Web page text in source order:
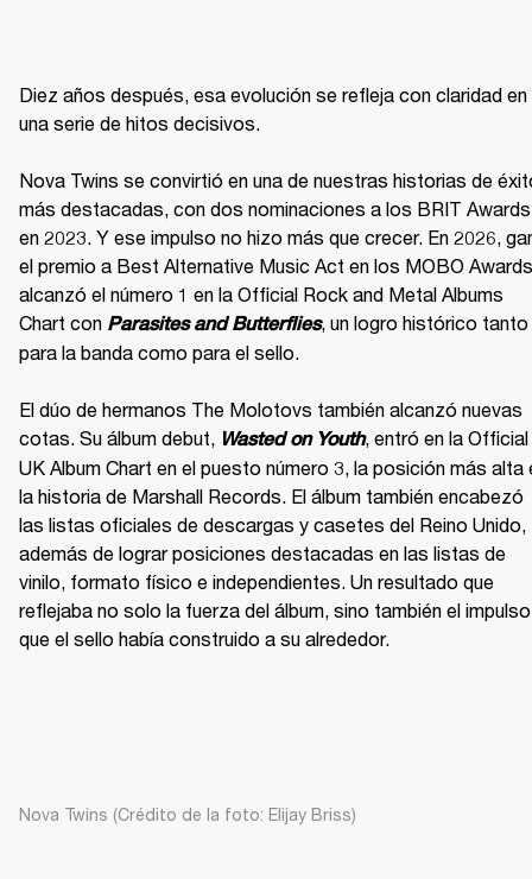
Diez años después, esa evolución se refleja con claridad en
una serie de hitos decisivos.
Nova Twins se convirtió en una de nuestras historias de
más destacadas, con dos nominaciones a los BRIT Awards
en 2023. Y ese impulso no hizo más que crecer. En 2026,
el premio a Best Alternative Music Act en los MOBO
alcanzó el número 1 en la Official Rock and Metal Albums
Chart con Parasites and Butterflies, un logro histórico tanto
para la banda como para el sello.
El dúo de hermanos The Molotovs también alcanzó nuevas
cotas. Su álbum debut, Wasted on Youth, entró en la Official
UK Album Chart en el puesto número 3, la posición más alta
la historia de Marshall Records. El álbum también encabezó
las listas oficiales de descargas y casetes del Reino Unido,
además de lograr posiciones destacadas en las listas de
vinilo, formato físico e independientes. Un resultado que
reflejaba no solo la fuerza del álbum, sino también el impulso
que el sello había construido a su alrededor.
Nova Twins (Crédito de la foto: Elijay Briss)